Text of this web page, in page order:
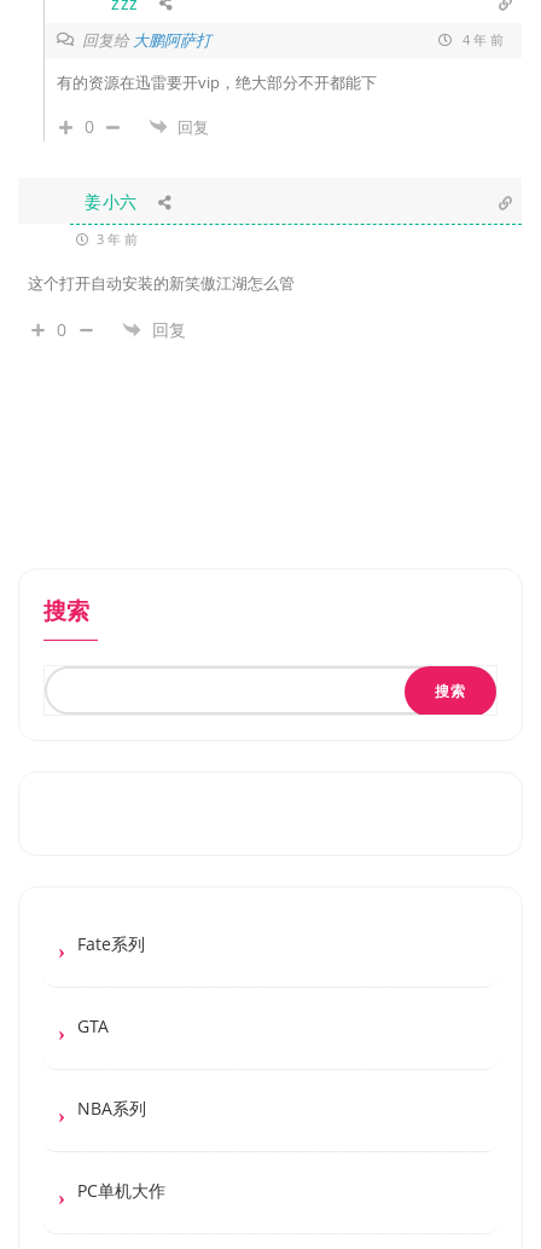
回复给 大鹏阿萨打 4 年 前
有的资源在迅雷要开vip，绝大部分不开都能下
0 回复
姜小六
3 年 前
这个打开自动安装的新笑傲江湖怎么管
0 回复
搜索
搜索
Fate系列
GTA
NBA系列
PC单机大作